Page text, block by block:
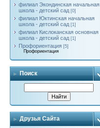
филиал Экондинская начальная
школа - детский сад [0]
филиал Юктинская начальная
школа - детский сад [1]
филиал Кислоканская основная
школа - детский сад [1]
Профориентация [5]
Профориентация
Поиск
Друзья Сайта